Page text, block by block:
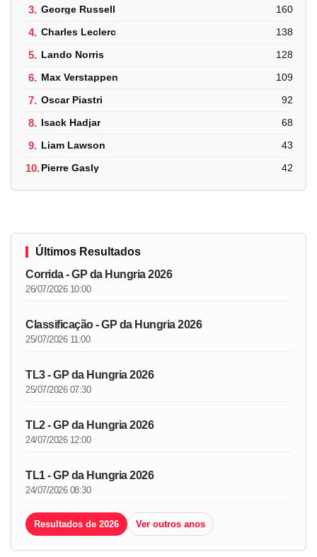
3. George Russell 160
4. Charles Leclerc 138
5. Lando Norris 128
6. Max Verstappen 109
7. Oscar Piastri 92
8. Isack Hadjar 68
9. Liam Lawson 43
10.Pierre Gasly 42
Últimos Resultados
Corrida - GP da Hungria 2026
26/07/2026 10:00
Classificação - GP da Hungria 2026
25/07/2026 11:00
TL3 - GP da Hungria 2026
25/07/2026 07:30
TL2 - GP da Hungria 2026
24/07/2026 12:00
TL1 - GP da Hungria 2026
24/07/2026 08:30
Resultados de 2026 Ver outros anos